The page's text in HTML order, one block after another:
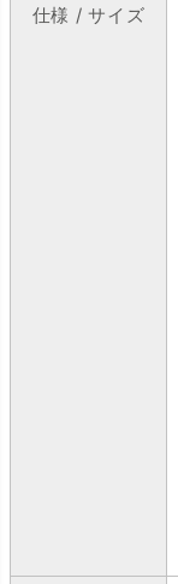
仕様 / サイズ